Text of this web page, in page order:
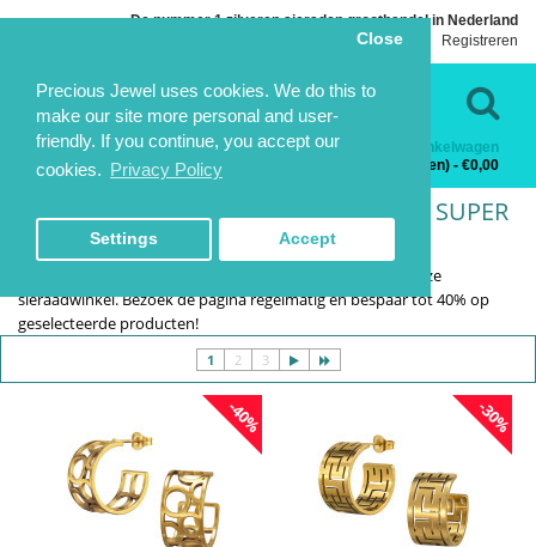
Precious Jewel uses cookies. We do this to
make our site more personal and user-
friendly. If you continue, you accept our
cookies. Privacy Policy
Close
Settings Accept
De nummer 1 zilveren sieraden groothandel in Nederland
Inloggen
Registreren
Categorieën
Winkelwagen
0 product(en) - €0,00
HOME SIERADEN MET HOGE KORTINGEN | SUPER SALE
SIERADEN MET HOGE KORTINGEN | SUPER
SALE
Er is een speciale pagina met alle topaanbiedingen van onze
sieraadwinkel. Bezoek de pagina regelmatig en bespaar tot 40% op
geselecteerde producten!
1 2 3
-40% -30%